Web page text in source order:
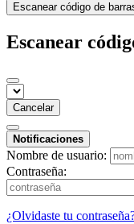
Escanear código de
Escanear
Cancelar
Notificaciones
Nombre de usuario:
Contraseña:
¿Olvidaste tu